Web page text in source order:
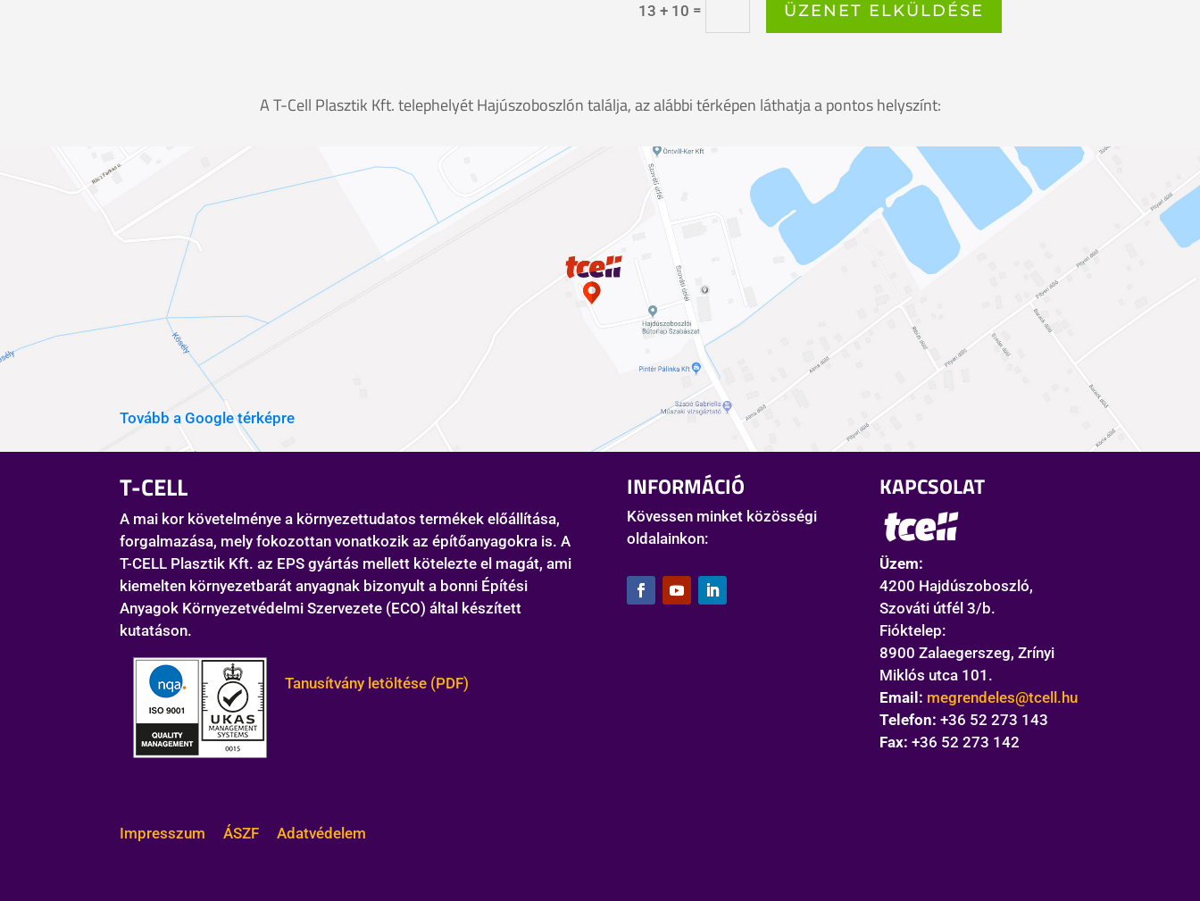
13 + 10 = ÜZENET ELKÜLDÉSE
A T-Cell Plasztik Kft. telephelyét Hajúszoboszlón találja, az alábbi térképen láthatja a pontos helyszínt:
Tovább a Google térképre
T-CELL
A mai kor követelménye a környezettudatos termékek előállítása,
forgalmazása, mely fokozottan vonatkozik az építőanyagokra is. A
T-CELL Plasztik Kft. az EPS gyártás mellett kötelezte el magát, ami
kiemelten környezetbarát anyagnak bizonyult a bonni Építési
Anyagok Környezetvédelmi Szervezete (ECO) által készített
kutatáson.
Tanusítvány letöltése (PDF)
Impresszum ÁSZF Adatvédelem
INFORMÁCIÓ
Kövessen minket közösségi
oldalainkon:
KAPCSOLAT
Üzem:
4200 Hajdúszoboszló,
Szováti útfél 3/b.
Fióktelep:
8900 Zalaegerszeg, Zrínyi
Miklós utca 101.
Email: megrendeles@tcell.hu
Telefon: +36 52 273 143
Fax: +36 52 273 142